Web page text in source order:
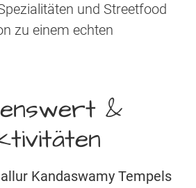
und Streetfood
zu einem echten
&
Kandaswamy Tempels